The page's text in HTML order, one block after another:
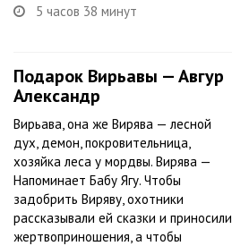
5 часов 38 минут
Подарок Вирьавы — Авгур
Александр
Вирьава, она же Вирява — лесной
дух, демон, покровительница,
хозяйка леса у мордвы. Вирява —
Напоминает Бабу Ягу. Чтобы
задобрить Виряву, охотники
рассказывали ей сказки и приносили
жертвоприношения, а чтобы